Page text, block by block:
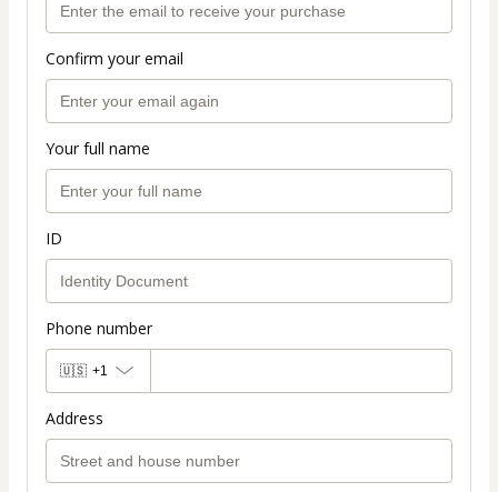
Confirm your email
Your full name
ID
Phone number
🇺🇸 +1
Address